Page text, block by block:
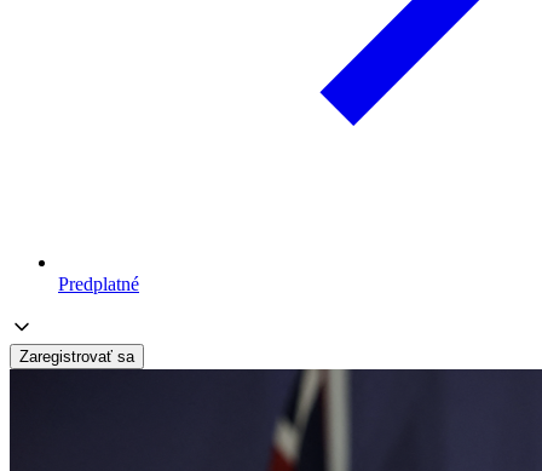
Predplatné
Zaregistrovať sa